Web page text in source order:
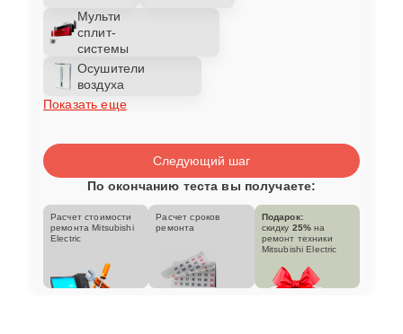
Мульти
сплит-
системы
Осушители
воздуха
Показать еще
Следующий шаг
По окончанию теста вы получаете:
Расчет стоимости
ремонта Mitsubishi
Electric
Расчет сроков
ремонта
Подарок:
скидку 25% на
ремонт техники
Mitsubishi Electric